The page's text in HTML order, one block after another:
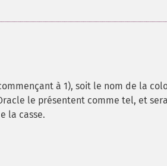
à 1), soit le nom de la
le présentent comme tel, et
la casse.